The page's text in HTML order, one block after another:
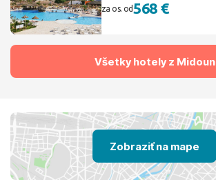
za os. od568 €
Všetky hotely z Midoun
Zobraziť na mape